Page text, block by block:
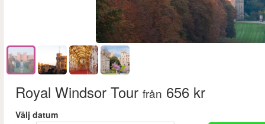
Royal Windsor Tour från 656 kr
Välj datum